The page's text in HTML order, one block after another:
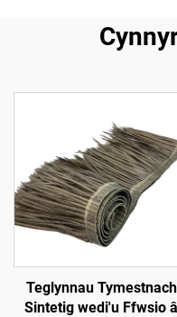
Teglynnau Tymestnach
Sintetig wedi'u Ffwsio â